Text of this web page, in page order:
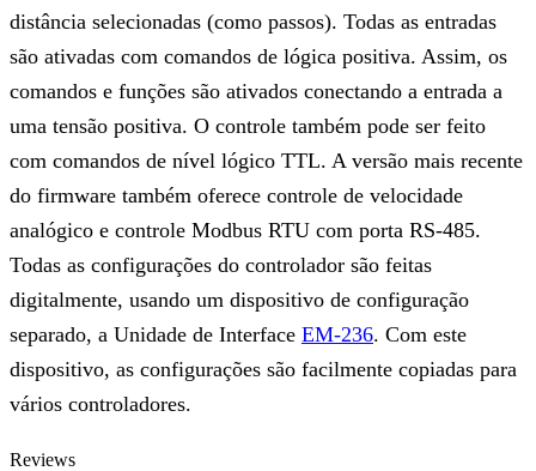
distância selecionadas (como passos). Todas as entradas
são ativadas com comandos de lógica positiva. Assim, os
comandos e funções são ativados conectando a entrada a
uma tensão positiva. O controle também pode ser feito
com comandos de nível lógico TTL. A versão mais recente
do firmware também oferece controle de velocidade
analógico e controle Modbus RTU com porta RS-485.
Todas as configurações do controlador são feitas
digitalmente, usando um dispositivo de configuração
separado, a Unidade de Interface EM-236. Com este
dispositivo, as configurações são facilmente copiadas para
vários controladores.
Reviews